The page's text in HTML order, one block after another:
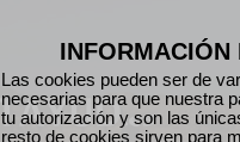
INFORMACIÓN
Las cookies pueden ser de
necesarias para que nuestra
tu autorización y son las
resto de cookies sirven para